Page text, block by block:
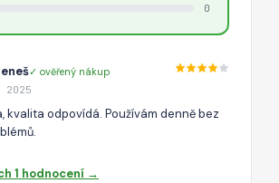
0
✓ ověřený nákup
kvalita odpovídá. Používám denně bez
1 hodnocení →